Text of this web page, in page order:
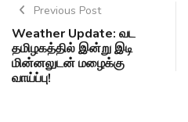
Previous Post
Weather Update: வட
தமிழகத்தில் இன்று இடி
மின்னலுடன் மழைக்கு
வாய்ப்பு!